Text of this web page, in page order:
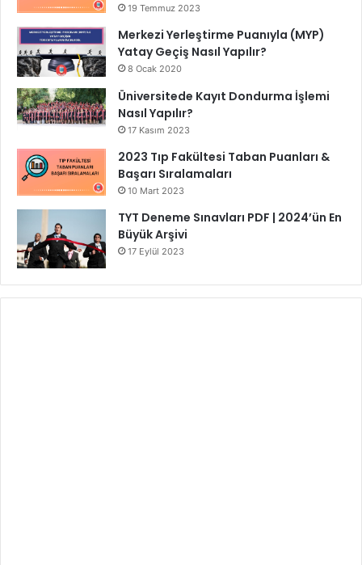
19 Temmuz 2023
Merkezi Yerleştirme Puanıyla (MYP)
Yatay Geçiş Nasıl Yapılır?
8 Ocak 2020
Üniversitede Kayıt Dondurma İşlemi
Nasıl Yapılır?
17 Kasım 2023
2023 Tıp Fakültesi Taban Puanları &
Başarı Sıralamaları
10 Mart 2023
TYT Deneme Sınavları PDF | 2024’ün En
Büyük Arşivi
17 Eylül 2023